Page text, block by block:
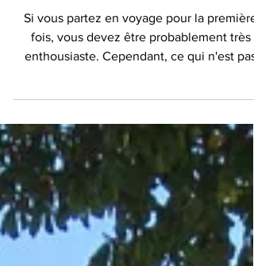
Ce Que Vous Devez Emporter
pour Votre Premier Voyage
très excitant, c'est de préparer votre
et vos bagages. Faire ses valises peut être
stressant et peut nécessiter plus de
et de réflexion que vous ne le pensez. Si
vous vous demandez ce qu'il faut inclure
dans votre valise pour votre premier
lisez la suite pour tout ce dont vous aurez
besoin. Crédit Photo : shutterstock Ne